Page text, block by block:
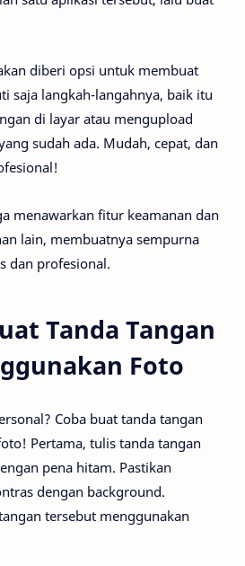
diberi opsi untuk membuat
saja langkah-langahnya, baik itu
di layar atau mengupload
sudah ada. Mudah, cepat, dan
menawarkan fitur keamanan dan
lain, membuatnya sempurna
dan profesional.
Tanda Tangan
Foto
Coba buat tanda tangan
Pertama, tulis tanda tangan
pena hitam. Pastikan
dengan background.
tersebut menggunakan